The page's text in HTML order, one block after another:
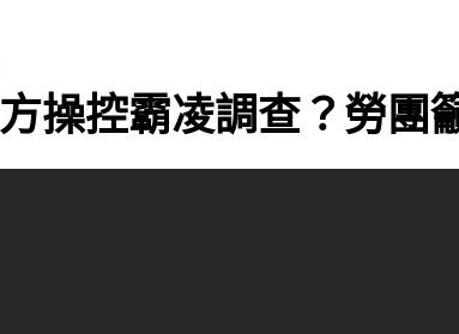
操控霸凌調查？勞團